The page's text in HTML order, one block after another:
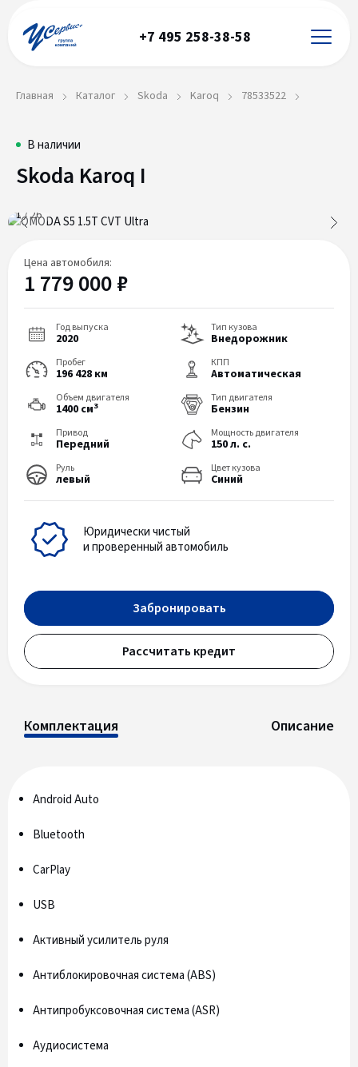
+7 495 258-38-58
Главная Каталог Skoda Karoq 78533522
Skoda
Karoq
I
78533522
В наличии
Skoda Karoq I
1/26
Цена автомобиля:
1 779 000 ₽
Год выпуска
2020
Тип кузова
Внедорожник
Пробег
196 428 км
КПП
Автоматическая
Объем двигателя
1400 см3
Тип двигателя
Бензин
Привод
Передний
Мощность двигателя
150 л. с.
Руль
левый
Цвет кузова
Синий
Юридически чистый
и проверенный автомобиль
Забронировать
Рассчитать кредит
Комплектация Описание
Android Auto
Bluetooth
CarPlay
USB
Активный усилитель руля
Антиблокировочная система (ABS)
Антипробуксовочная система (ASR)
Аудиосистема